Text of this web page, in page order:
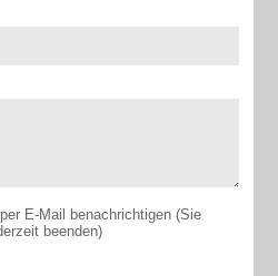
E-Mail benachrichtigen (Sie
beenden)